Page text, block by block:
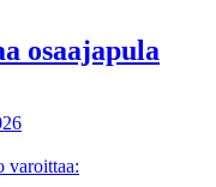
osaajapula
varoittaa: